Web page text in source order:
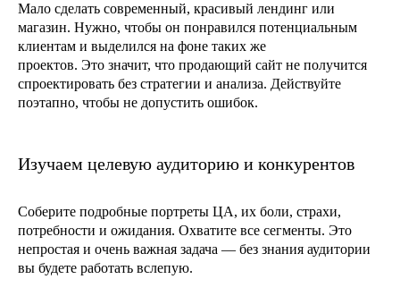
Мало сделать современный, красивый лендинг или
магазин. Нужно, чтобы он понравился потенциальным
клиентам и выделился на фоне таких же
проектов. Это значит, что продающий сайт не получится
спроектировать без стратегии и анализа. Действуйте
поэтапно, чтобы не допустить ошибок.
Изучаем целевую аудиторию и конкурентов
Соберите подробные портреты ЦА, их боли, страхи,
потребности и ожидания. Охватите все сегменты. Это
непростая и очень важная задача — без знания аудитории
вы будете работать вслепую.